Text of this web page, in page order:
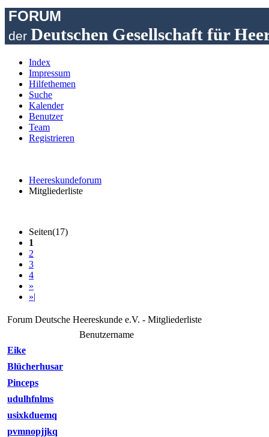
FORUM
der Deutschen Gesellschaft für
Index
Impressum
Hilfethemen
Suche
Kalender
Benutzer
Team
Registrieren
Heereskundeforum
Mitgliederliste
Seiten(17)
1
2
3
4
»
»|
Forum Deutsche Heereskunde e.V. - Mitgliederliste
Benutzername
Eike
Blücherhusar
Pinceps
udulhfnlms
usixkduemq
pvmnopjjkq